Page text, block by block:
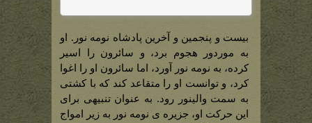
بیست و پنجمین و آخرین پادشاه نومه نور. او
به موردور هجوم برد، و سائرون را اسیر
کرده، به نومه نور آورد، اما سائرون او را اغوا
کرد، و توانست او را متقاعد کند که با کشتی
به سمت والینور رود. به عنوان تنبیهی برای
این حرکت او، جزیره ی نومه نور به زیر امواج